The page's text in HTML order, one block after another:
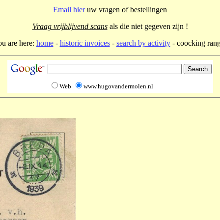
Email hieruw vragen of bestellingen
Vraag vrijblijvend scansals die niet gegeven zijn !
are here: home- historic invoices- search by activity- coocking
Web www.hugovandermolen.nl